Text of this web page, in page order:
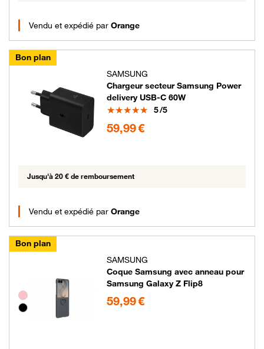
Vendu et expédié par Orange
Bon plan
SAMSUNG
Chargeur secteur Samsung Power
delivery USB-C 60W
Note
5/5
59,99 €
Jusqu'à 20 € de remboursement
Vendu et expédié par Orange
Bon plan
Groupe de couleurs disponibles non sélectionnables
SAMSUNG
Coque Samsung avec anneau pour
Samsung Galaxy Z Flip8
59,99 €